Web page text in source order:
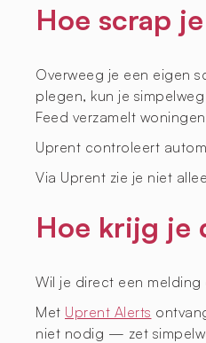
Hoe scrap
Overweeg je een eigen
plegen, kun je simpelweg
Feed verzamelt
Uprent controleert
Via Uprent zie je niet
Hoe krijg je
Wil je direct een
Met Uprent Alerts
niet nodig — zet